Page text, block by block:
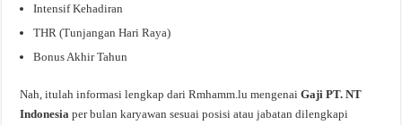
Intensif Kehadiran
THR (Tunjangan Hari Raya)
Bonus Akhir Tahun
Nah, itulah informasi lengkap dari Rmhamm.lu mengenaiGaji PT. NT
Indonesiaper bulan karyawan sesuai posisi atau jabatan dilengkapi